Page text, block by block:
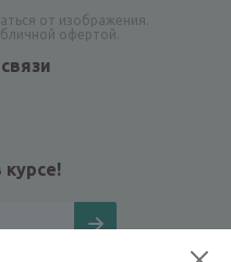
от изображения.
офертой.
курсе!